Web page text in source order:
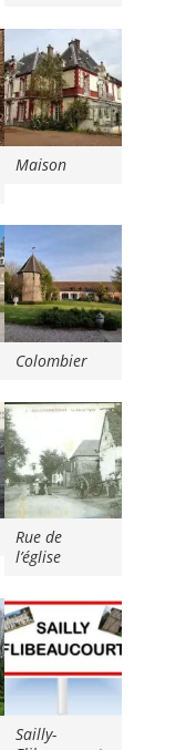
Maison
Colombier
Rue de
l’église
Sailly-